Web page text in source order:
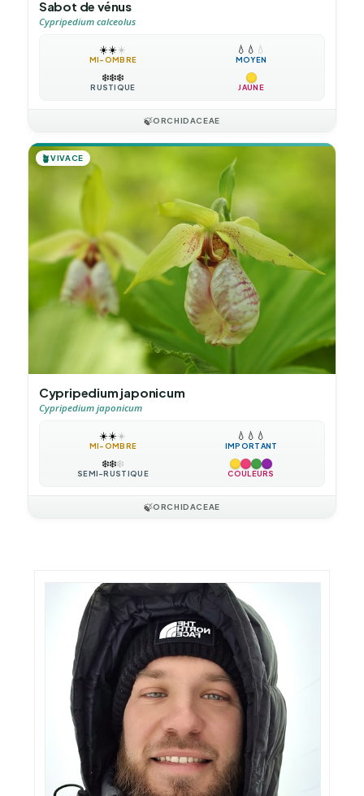
Sabot de vénus
Cypripedium calceolus
☀️☀️☀️
MI-OMBRE
💧 💧 💧
MOYEN
❄️❄️❄️
RUSTIQUE JAUNE
🍃ORCHIDACEAE
🪴VIVACE
Cypripedium japonicum
Cypripedium japonicum
☀️☀️☀️
MI-OMBRE
💧 💧 💧
IMPORTANT
❄️❄️❄️
SEMI-RUSTIQUE COULEURS
🍃ORCHIDACEAE